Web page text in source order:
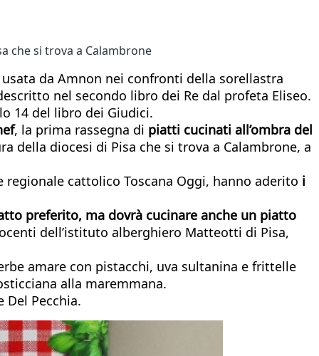
che si trova a Calambrone
da Amnon nei confronti della sorellastra
nel secondo libro dei Re dal profeta Eliseo.
14 del libro dei Giudici.
, la prima rassegna di piatti cucinati all’ombra del
della diocesi di Pisa che si trova a Calambrone, a
regionale cattolico Toscana Oggi, hanno aderito i
preferito, ma dovrà cucinare anche un piatto
dell’istituto alberghiero Matteotti di Pisa,
amare con pistacchi, uva sultanina e frittelle
alla maremmana.
Pecchia.